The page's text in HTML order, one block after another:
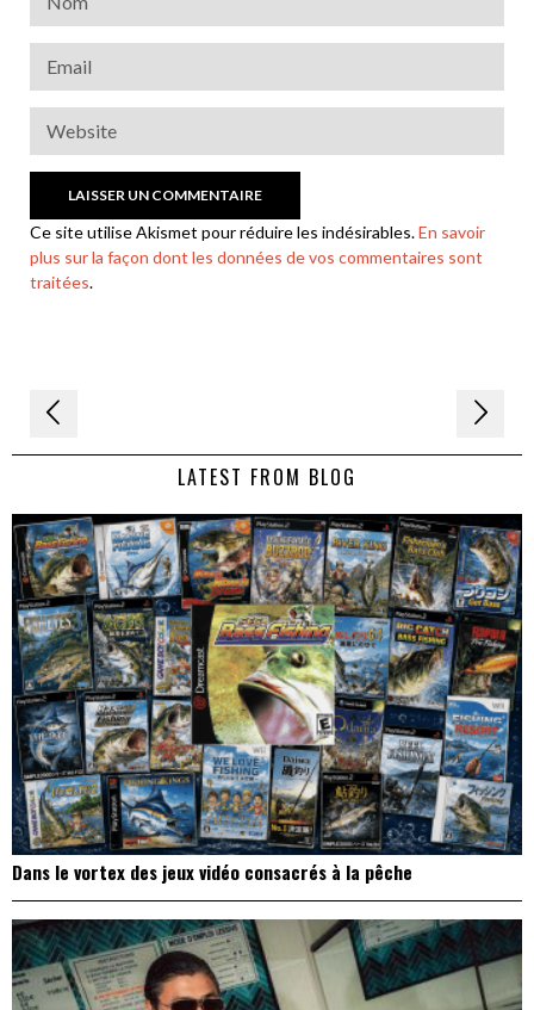
Ce site utilise Akismet pour réduire les indésirables.En savoir
plus sur la façon dont les données de vos commentaires sont
traitées.
Navigation
de LATEST FROM BLOG
Dans le vortex des jeux vidéo consacrés à la pêche